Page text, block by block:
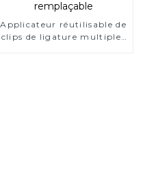
Applicateur réutilisable de
clips de ligature multiples